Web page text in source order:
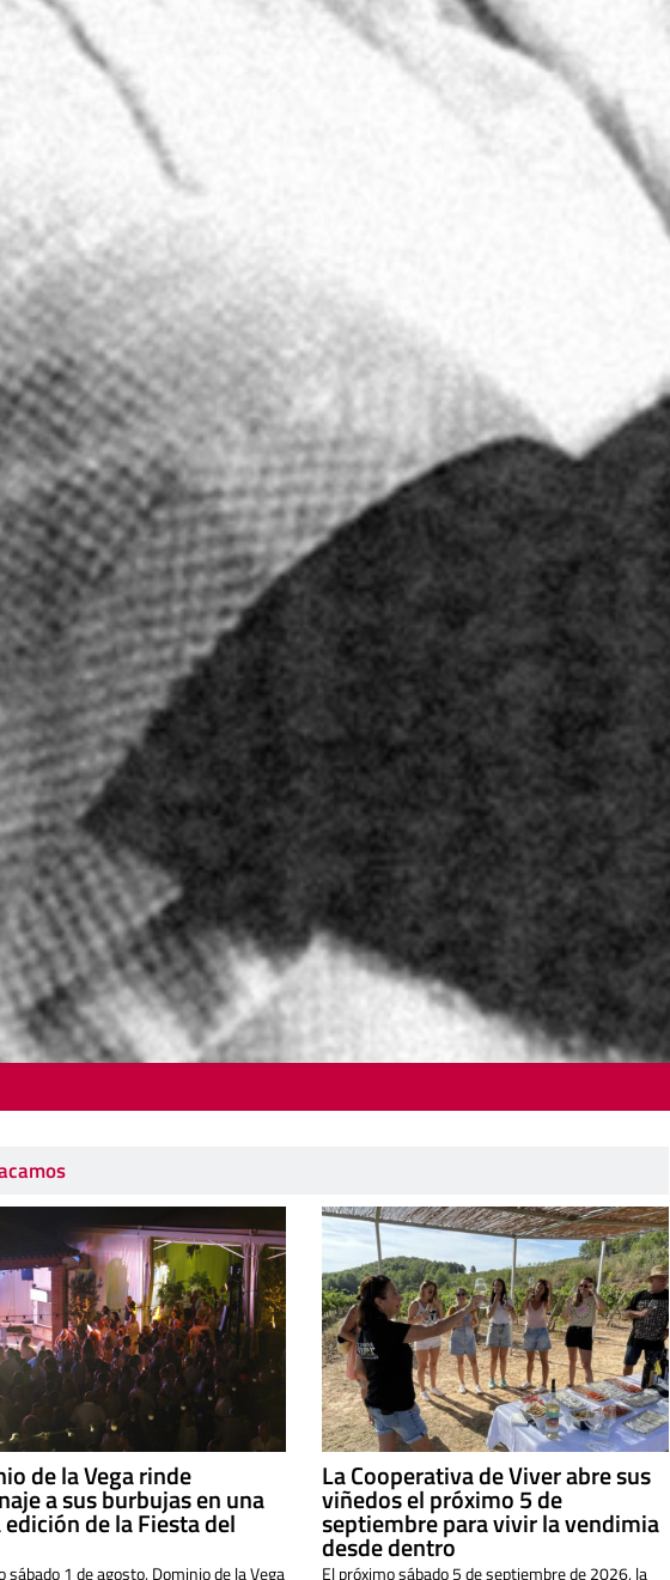
de la Vega rinde
a sus burbujas en una
de la Fiesta del
sábado 1 de agosto, Dominio de la Vega
La Cooperativa de Viver abre sus
viñedos el próximo 5 de
septiembre para vivir la vendimia
desde dentro
El próximo sábado 5 de septiembre de 2026, la